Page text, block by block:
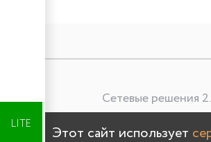
LITE Лучшая цена
Сетевые решения
Этот сайт использует